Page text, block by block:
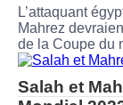
L’attaquant
Mahrez
de la Coupe du
Salah et